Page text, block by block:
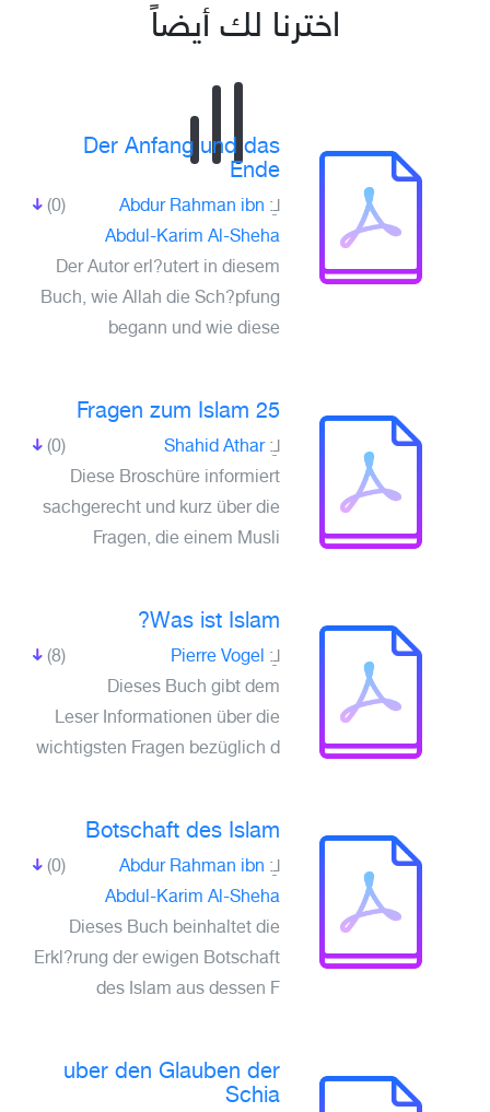
اخترنا لك أيضاً
Der Anfang und das
Ende
(0) لـِ: Abdur Rahman ibn
Abdul-Karim Al-Sheha
Der Autor erl?utert in diesem
Buch, wie Allah die Sch?pfung
begann und wie diese
25 Fragen zum Islam
(0) لـِ:Shahid Athar
Diese Broschüre informiert
sachgerecht und kurz über die
Fragen, die einem Musli
Was ist Islam?
(8) لـِ: Pierre Vogel
Dieses Buch gibt dem
Leser Informationen über die
wichtigsten Fragen bezüglich d
Botschaft des Islam
(0) لـِ: Abdur Rahman ibn
Abdul-Karim Al-Sheha
Dieses Buch beinhaltet die
Erkl?rung der ewigen Botschaft
des Islam aus dessen F
uber den Glauben der
Schia